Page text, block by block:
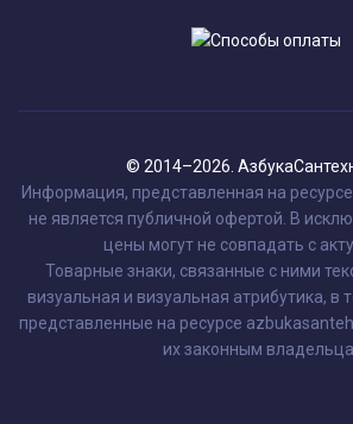
© 2014–2026.
Информация, представленная на
не является публичной офертой. В
цены могут не совпадать с
Товарные знаки, связанные с ними
визуальная и визуальная атрибутика, в
представленные на ресурсе
их законным